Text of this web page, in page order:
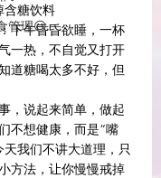
管理😃
含糖饮料
下午昏昏欲睡，一杯
一热，不自觉又打开
道糖喝太多不好，但
，说起来简单，做起
不想健康，而是“嘴
我们不讲大道理，只
方法，让你慢慢戒掉